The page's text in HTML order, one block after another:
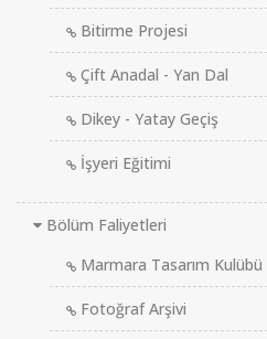
Bitirme Projesi
Çift Anadal - Yan Dal
Dikey - Yatay Geçiş
İşyeri Eğitimi
Bölüm Faliyetleri
Marmara Tasarım Kulübü
Fotoğraf Arşivi